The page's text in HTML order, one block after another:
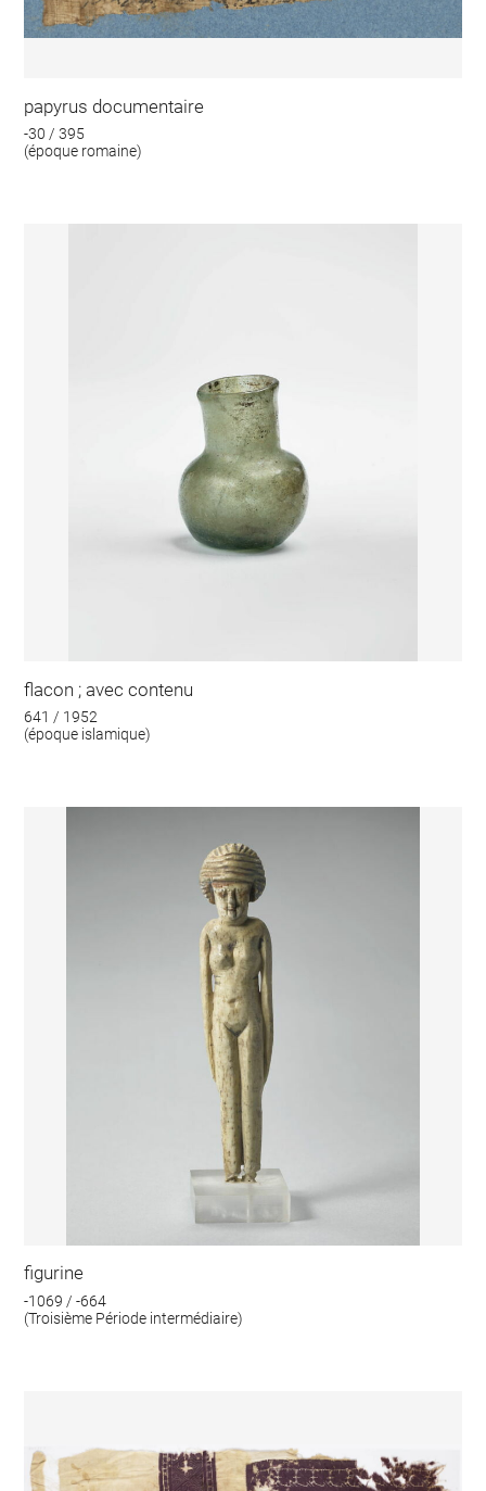
papyrus documentaire
-30 / 395
(époque romaine)
flacon ; avec contenu
641 / 1952
(époque islamique)
figurine
-1069 / -664
(Troisième Période intermédiaire)